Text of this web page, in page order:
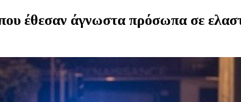
έθεσαν άγνωστα πρόσωπα σε